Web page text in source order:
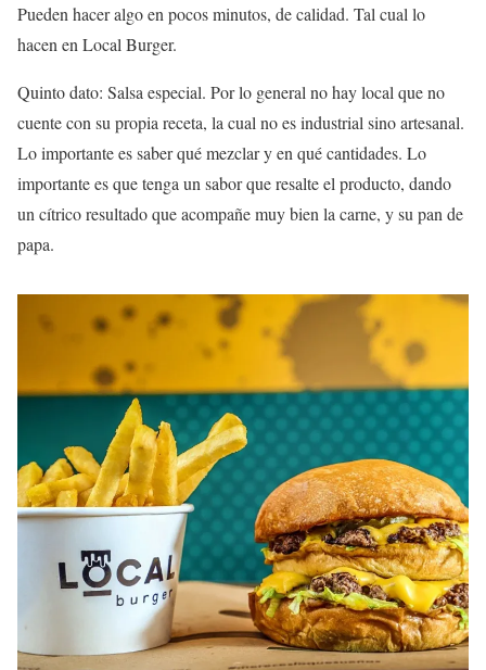
Pueden hacer algo en pocos minutos, de calidad. Tal cual lo
hacen en Local Burger.
Quinto dato: Salsa especial. Por lo general no hay local que no
cuente con su propia receta, la cual no es industrial sino artesanal.
Lo importante es saber qué mezclar y en qué cantidades. Lo
importante es que tenga un sabor que resalte el producto, dando
un cítrico resultado que acompañe muy bien la carne, y su pan de
papa.